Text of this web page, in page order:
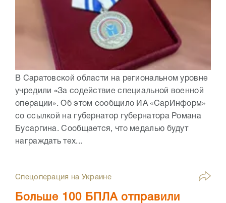
В Саратовской области на региональном уровне
учредили «За содействие специальной военной
операции». Об этом сообщило ИА «СарИнформ»
со ссылкой на губернатор губернатора Романа
Бусаргина. Сообщается, что медалью будут
награждать тех...
Спецоперация на Украине
Больше 100 БПЛА отправили